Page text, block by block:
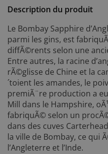
Description du produit
Le Bombay Sapphire
parmi les gins, est
diffÃ©rents selon une
Entre autres, la racine
rÃ©glisse de Chine et la
´toient les amandes, le
premiÃ¨re production a
Mill dans le Hampshire,
fabriquÃ© selon un
dans des cuves
la ville de Bombay, ce qui
l’Angleterre et l’Inde.